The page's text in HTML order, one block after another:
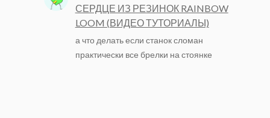
СЕРДЦЕ ИЗ РЕЗИНОК RAINBOW
LOOM (ВИДЕО ТУТОРИАЛЫ)
а что делать если станок сломан
практически все брелки на стоянке